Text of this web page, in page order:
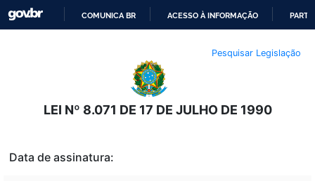
O
CONTEÚDO
COMUNICA BR ACESSO À INFORMAÇÃO
Pesquisar Legislação
LEI Nº 8.071 DE 17 DE JULHO DE 1990
Data de assinatura: